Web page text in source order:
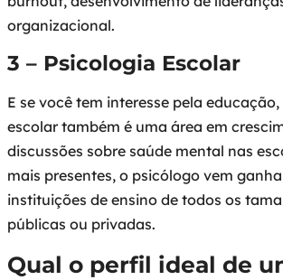
organizacional.
3 – Psicologia Escolar
E se você tem interesse pela
escolar também é uma área em
discussões sobre saúde mental nas
mais presentes, o psicólogo vem
instituições de ensino de todos os
públicas ou privadas.
Qual o perfil ideal de